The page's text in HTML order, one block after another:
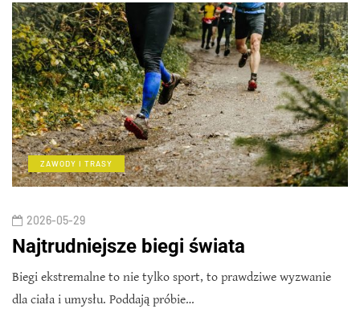
ZAWODY I TRASY
2026-05-29
Najtrudniejsze biegi świata
Biegi ekstremalne to nie tylko sport, to prawdziwe wyzwanie
dla ciała i umysłu. Poddają próbie…